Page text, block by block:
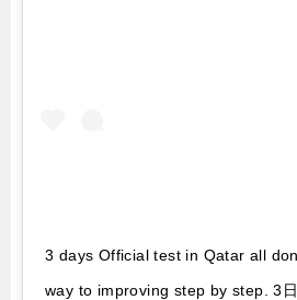
3 days Official test in Qatar all
way to improving step by step. 3